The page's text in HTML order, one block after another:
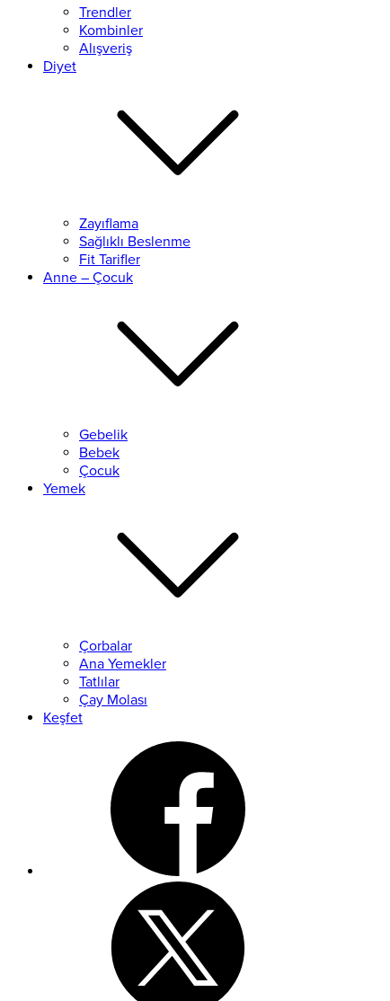
Trendler
Kombinler
Alışveriş
Diyet
Zayıflama
Sağlıklı Beslenme
Fit Tarifler
Anne – Çocuk
Gebelik
Bebek
Çocuk
Yemek
Çorbalar
Ana Yemekler
Tatlılar
Çay Molası
Keşfet